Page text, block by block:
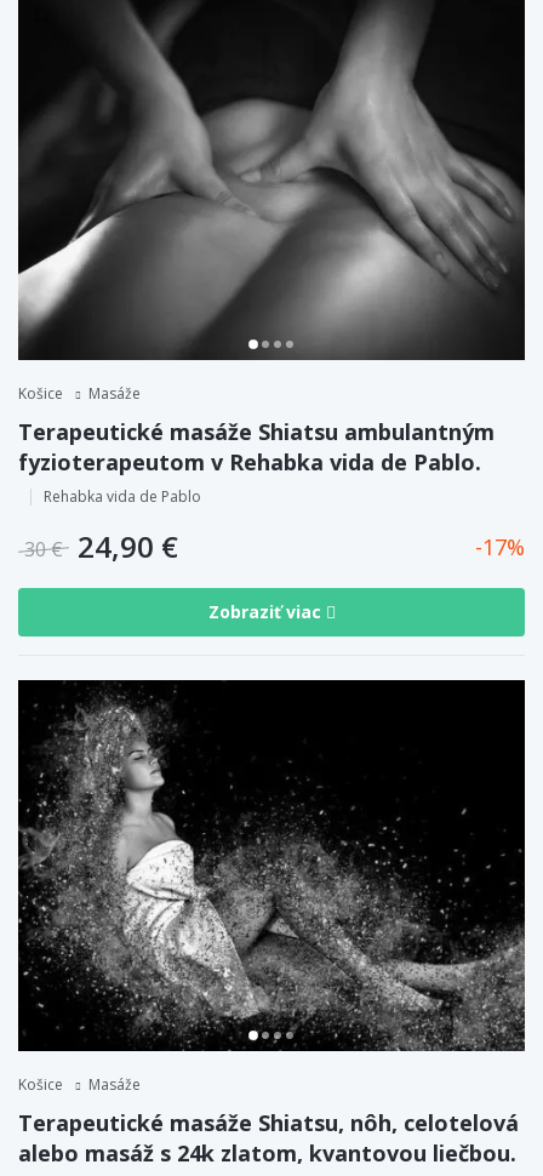
Košice Masáže
Terapeutické masáže Shiatsu ambulantným
fyzioterapeutom v Rehabka vida de Pablo.
Rehabka vida de Pablo
30 € 24,90 € 17
Zobraziť viac
Košice Masáže
Terapeutické masáže Shiatsu, nôh, celotelová
alebo masáž s 24k zlatom, kvantovou liečbou.